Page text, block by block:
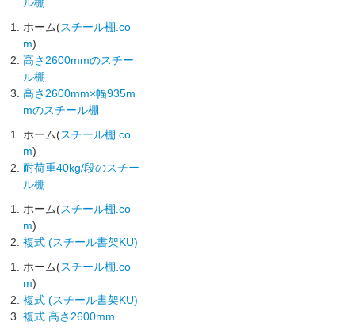
ホーム(スチール棚.co
m)
高さ2600mmのスチー
ル棚
高さ2600mm×幅935m
mのスチール棚
ホーム(スチール棚.co
m)
耐荷重40kg/段のスチー
ル棚
ホーム(スチール棚.co
m)
複式 (スチール書架KU)
ホーム(スチール棚.co
m)
複式 (スチール書架KU)
複式 高さ2600mm